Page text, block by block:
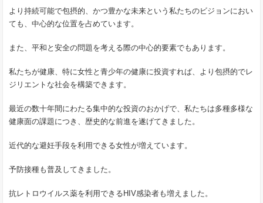
より持続可能で包摂的、かつ豊かな未来という私たちのビジョンにおい
ても、中心的な位置を占めています。
また、平和と安全の問題を考える際の中心的要素でもあります。
私たちが健康、特に女性と青少年の健康に投資すれば、より包摂的でレ
ジリエントな社会を構築できます。
最近の数十年間にわたる集中的な投資のおかげで、私たちは多種多様な
健康面の課題につき、歴史的な前進を遂げてきました。
近代的な避妊手段を利用できる女性が増えています。
予防接種も普及してきました。
抗レトロウイルス薬を利用できるHIV感染者も増えました。